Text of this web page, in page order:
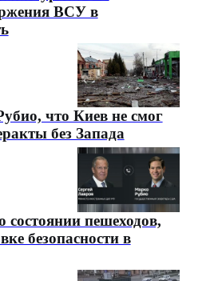
ВСУ в
что Киев не смог
без Запада
состоянии пешеходов,
безопасности в